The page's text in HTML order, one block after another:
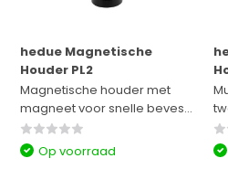
hedue Magnetische
Houder PL2
Magnetische houder met
magneet voor snelle beves...
Op voorraad